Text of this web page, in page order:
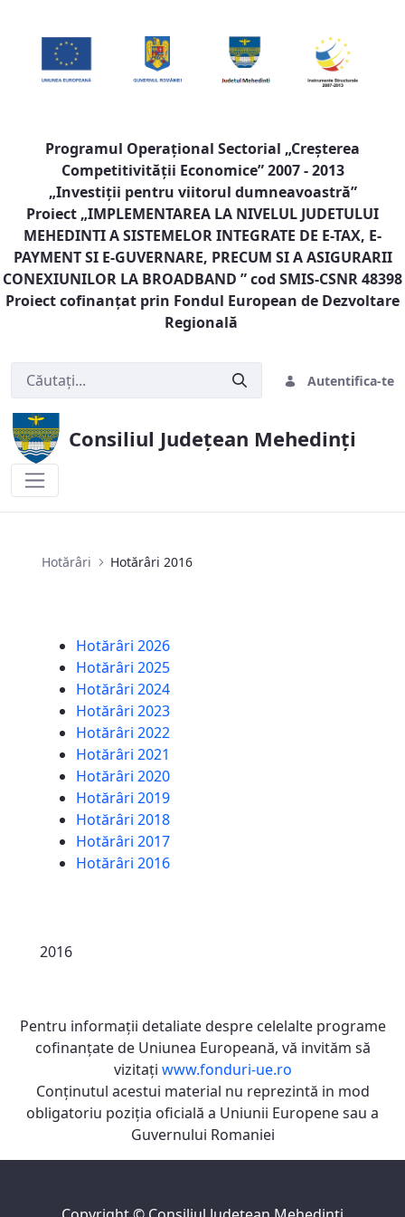
Programul Operaţional Sectorial „Creşterea
Competitivităţii Economice” 2007 - 2013
„Investiţii pentru viitorul dumneavoastră”
Proiect „IMPLEMENTAREA LA NIVELUL JUDETULUI
MEHEDINTI A SISTEMELOR INTEGRATE DE E-TAX, E-
PAYMENT SI E-GUVERNARE, PRECUM SI A ASIGURARII
CONEXIUNILOR LA BROADBAND ” cod SMIS-CSNR 48398
Proiect cofinanţat prin Fondul European de Dezvoltare
Regională
Autentifica-te
Consiliul Județean Mehedinți
Hotărâri Hotărâri 2016
Hotărâri 2026
Hotărâri 2025
Hotărâri 2024
Hotărâri 2023
Hotărâri 2022
Hotărâri 2021
Hotărâri 2020
Hotărâri 2019
Hotărâri 2018
Hotărâri 2017
Hotărâri 2016
2016
Pentru informaţii detaliate despre celelalte programe
cofinanţate de Uniunea Europeană, vă invităm să
vizitaţi www.fonduri-ue.ro
Conţinutul acestui material nu reprezintă in mod
obligatoriu poziţia oficială a Uniunii Europene sau a
Guvernului Romaniei